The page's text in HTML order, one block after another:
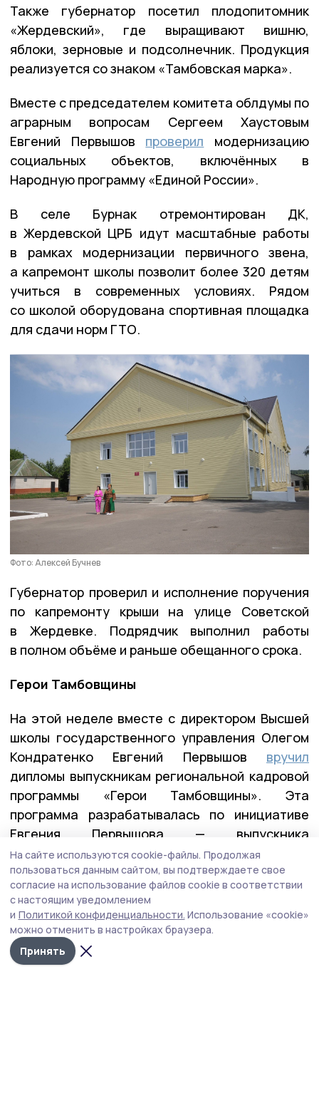
Также губернатор посетил плодопитомник
«Жердевский», где выращивают вишню,
яблоки, зерновые и подсолнечник. Продукция
реализуется со знаком «Тамбовская марка».
Вместе с председателем комитета облдумы по
аграрным вопросам Сергеем Хаустовым
Евгений Первышов проверил модернизацию
социальных объектов, включённых в
Народную программу «Единой России».
В селе Бурнак отремонтирован ДК,
в Жердевской ЦРБ идут масштабные работы
в рамках модернизации первичного звена,
а капремонт школы позволит более 320 детям
учиться в современных условиях. Рядом
со школой оборудована спортивная площадка
для сдачи норм ГТО.
Фото: Алексей Бучнев
Губернатор проверил и исполнение поручения
по капремонту крыши на улице Советской
в Жердевке. Подрядчик выполнил работы
в полном объёме и раньше обещанного срока.
Герои Тамбовщины
На этой неделе вместе с директором Высшей
школы государственного управления Олегом
Кондратенко Евгений Первышов вручил
дипломы выпускникам региональной кадровой
программы «Герои Тамбовщины». Эта
программа разрабатывалась по инициативе
Евгения Первышова — выпускника
федеральной программы «Время героев», и
реализовывалась вместе с его коллегами по
программе — Алексеем Кондратьевым и
Константином Кутейниковым. Заявку в
программу подали почти 400 участников и
ветеранов СВО. После всех вступительных
испытаний участниками первого потока стали
На сайте используются cookie-файлы. Продолжая
пользоваться данным сайтом, вы подтверждаете свое
согласие на использование файлов cookie в соответствии
с настоящим уведомлением
и Политикой конфиденциальности. Использование «cookie»
можно отменить в настройках браузера.
Принять